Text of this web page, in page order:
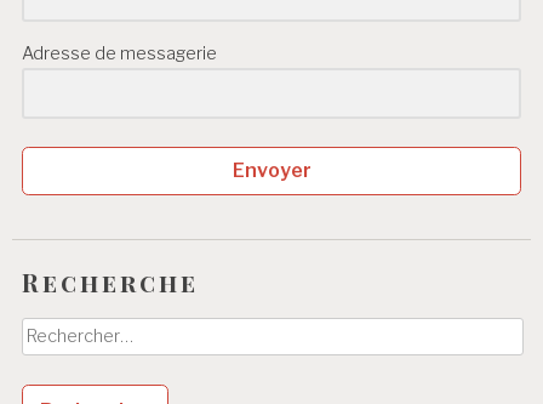
Adresse de messagerie
Envoyer
Recherche
Rechercher :